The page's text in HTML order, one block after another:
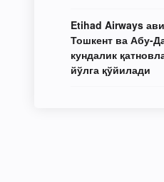
Etihad Airways
Тошкент ва Абу-
кундалик
йўлга қўйилади